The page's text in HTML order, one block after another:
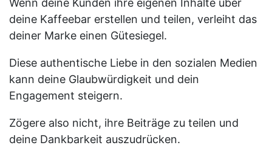
Wenn deine Kunden ihre eigenen Inhalte über
deine Kaffeebar erstellen und teilen, verleiht das
deiner Marke einen Gütesiegel.
Diese authentische Liebe in den sozialen Medien
kann deine Glaubwürdigkeit und dein
Engagement steigern.
Zögere also nicht, ihre Beiträge zu teilen und
deine Dankbarkeit auszudrücken.